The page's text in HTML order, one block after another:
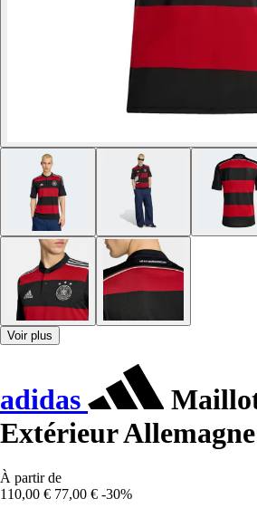
Voir plus
adidas
Extérieur
À partir de
110,00 € 77,00 € -30%